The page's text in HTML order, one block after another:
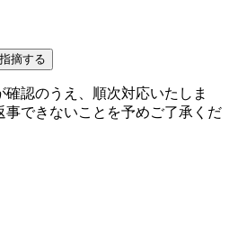
指摘する
認のうえ、順次対応いたしま
できないことを予めご了承くだ